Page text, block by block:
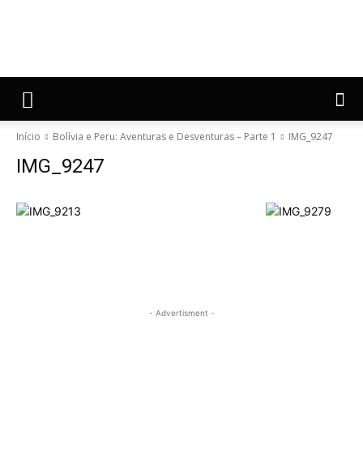
Início Bolívia e Peru: Aventuras e Desventuras – Parte 1 IMG_9247
IMG_9247
- Advertisment -